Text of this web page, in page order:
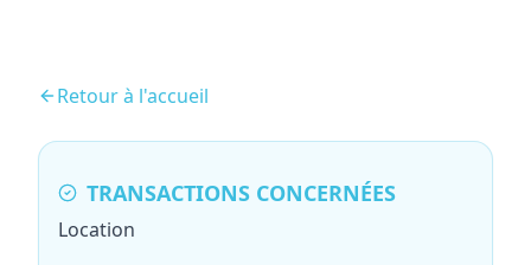
Retour à l'accueil
TRANSACTIONS CONCERNÉES
Location